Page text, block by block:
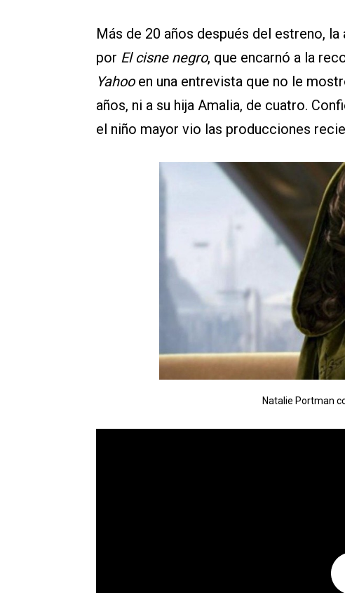
Más de 20 años después del estreno,
por El cisne negro, que encarnó a la
Yahooen una entrevista que no le
años, ni a su hija Amalia, de cuatro.
el niño mayor vio las producciones
Natalie Portman